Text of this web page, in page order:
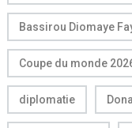
Bassirou Diomaye
Coupe du monde
diplomatie